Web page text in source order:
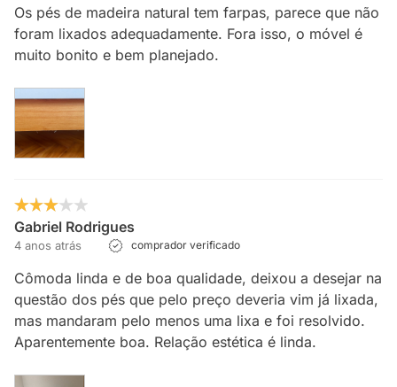
Os pés de madeira natural tem farpas, parece que não
foram lixados adequadamente. Fora isso, o móvel é
muito bonito e bem planejado.
Gabriel Rodrigues
4 anos atrás comprador verificado
Cômoda linda e de boa qualidade, deixou a desejar na
questão dos pés que pelo preço deveria vim já lixada,
mas mandaram pelo menos uma lixa e foi resolvido.
Aparentemente boa. Relação estética é linda.